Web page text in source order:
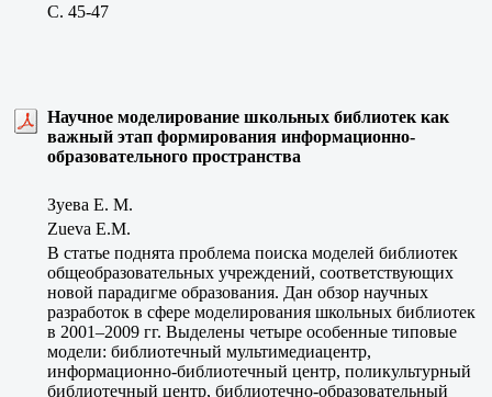
C. 45-47
Научное моделирование школьных библиотек как
важный этап формирования информационно-
образовательного пространства
Зуева Е. М.
Zueva E.M.
В статье поднята проблема поиска моделей библиотек
общеобразовательных учреждений, соответствующих
новой парадигме образования. Дан обзор научных
разработок в сфере моделирования школьных библиотек
в 2001–2009 гг. Выделены четыре особенные типовые
модели: библиотечный мультимедиацентр,
информационно-библиотечный центр, поликультурный
библиотечный центр, библиотечно-образовательный